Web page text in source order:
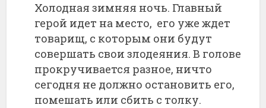
Холодная зимняя ночь. Главный
герой идет на место, его уже ждет
товарищ, с которым они будут
совершать свои злодеяния. В голове
прокручивается разное, ничто
сегодня не должно остановить его,
помешать или сбить с толку.